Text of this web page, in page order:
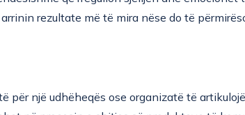
që rregullon sjelljen dhe emocionet
arrinin rezultate më të mira nëse do të
për një udhëheqës ose organizatë të artikulojë